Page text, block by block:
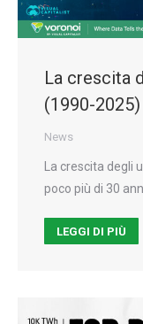
La crescita
(1990-2025)
News
La crescita
poco più di 30
LEGGI DI PIÙ